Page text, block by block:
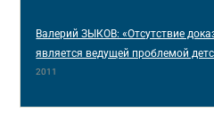
Валерий ЗЫКОВ: «Отсутствие
является ведущей проблемой
2011